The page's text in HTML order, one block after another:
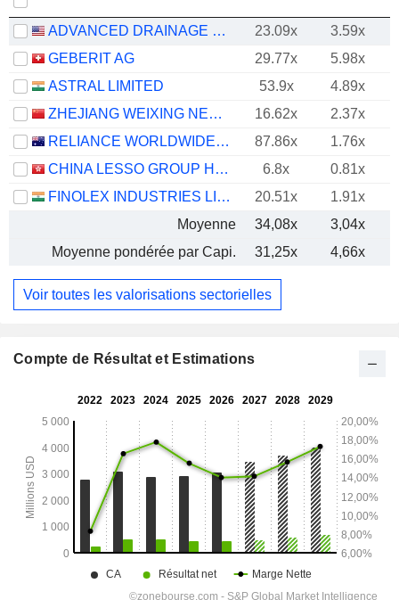
ADVANCED DRAINAGE SYSTEMS, INC. 23.09x 3.59x
GEBERIT AG
29.77x 5.98x
ASTRAL LIMITED
53.9x 4.89x
ZHEJIANG WEIXING NEW BUILDING MATERIALS CO., LTD.
16.62x 2.37x
RELIANCE WORLDWIDE CORPORATION LIMITED
87.86x
1.76x
CHINA LESSO GROUP HOLDINGS LIMITED
6.8x
0.81x
FINOLEX INDUSTRIES LIMITED
20.51x 1.91x
Moyenne
34,08x 3,04x
Moyenne pondérée par Capi.
31,25x 4,66x
Voir toutes les valorisations sectorielles
Compte de Résultat et Estimations